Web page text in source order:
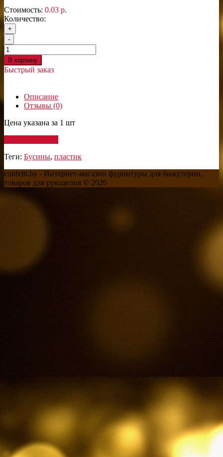
Стоимость: 0.03 р.
Количество:
+
-
В корзину
Быстрый заказ
Описание
Отзывы (0)
Цена указана за 1 шт
Теги: Бусины, пластик
confetti.by - Интернет-магазин фурнитуры для бижутерии,
товаров для рукоделия © 2026